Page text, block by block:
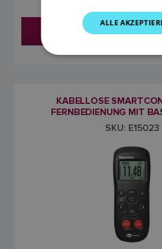
Händler finden
KABELLOSE
FERNBEDIENUNG MIT
SKU: E15023
ALLE